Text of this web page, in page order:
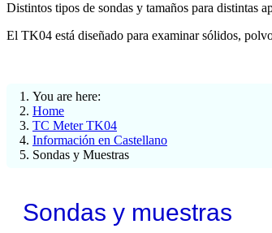
Distintos tipos de sondas y tamaños para distintas
El TK04 está diseñado para examinar sólidos,
You are here:
Home
TC Meter TK04
Información en Castellano
Sondas y Muestras
Sondas y muestras